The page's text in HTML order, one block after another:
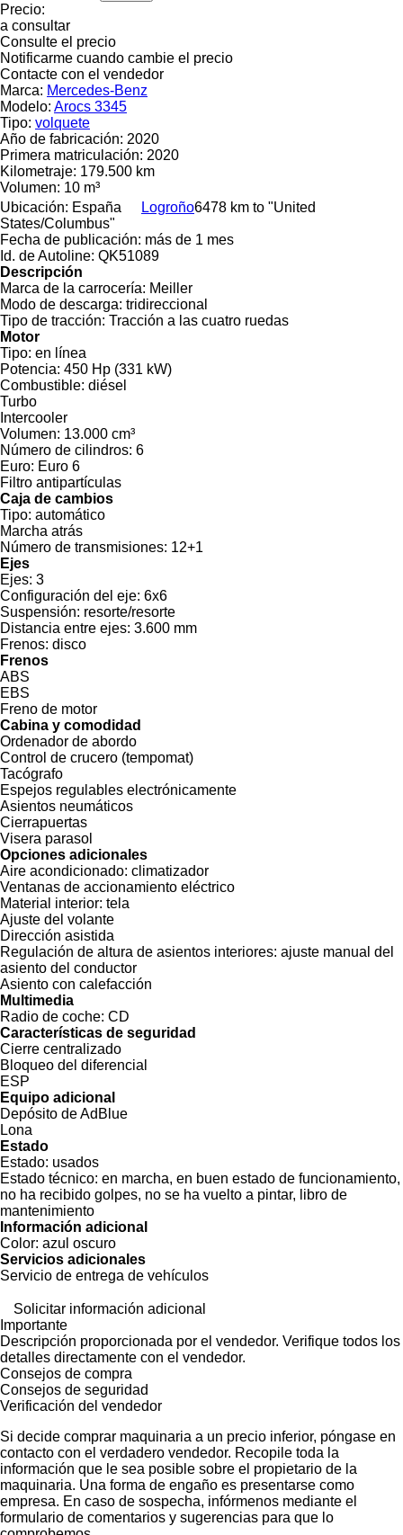
Precio:
a consultar
Consulte el precio
Notificarme cuando cambie el precio
Contacte con el vendedor
Marca: Mercedes-Benz
Modelo: Arocs 3345
Tipo: volquete
Año de fabricación: 2020
Primera matriculación: 2020
Kilometraje: 179.500 km
Volumen: 10 m³
Ubicación: España Logroño6478 km to "United
States/Columbus"
Fecha de publicación: más de 1 mes
Id. de Autoline: QK51089
Descripción
Marca de la carrocería: Meiller
Modo de descarga: tridireccional
Tipo de tracción: Tracción a las cuatro ruedas
Motor
Tipo: en línea
Potencia: 450 Hp (331 kW)
Combustible: diésel
Turbo
Intercooler
Volumen: 13.000 cm³
Número de cilindros: 6
Euro: Euro 6
Filtro antipartículas
Caja de cambios
Tipo: automático
Marcha atrás
Número de transmisiones: 12+1
Ejes
Ejes: 3
Configuración del eje: 6x6
Suspensión: resorte/resorte
Distancia entre ejes: 3.600 mm
Frenos: disco
Frenos
ABS
EBS
Freno de motor
Cabina y comodidad
Ordenador de abordo
Control de crucero (tempomat)
Tacógrafo
Espejos regulables electrónicamente
Asientos neumáticos
Cierrapuertas
Visera parasol
Opciones adicionales
Aire acondicionado: climatizador
Ventanas de accionamiento eléctrico
Material interior: tela
Ajuste del volante
Dirección asistida
Regulación de altura de asientos interiores: ajuste manual del
asiento del conductor
Asiento con calefacción
Multimedia
Radio de coche: CD
Características de seguridad
Cierre centralizado
Bloqueo del diferencial
ESP
Equipo adicional
Depósito de AdBlue
Lona
Estado
Estado: usados
Estado técnico: en marcha, en buen estado de funcionamiento,
no ha recibido golpes, no se ha vuelto a pintar, libro de
mantenimiento
Información adicional
Color: azul oscuro
Servicios adicionales
Servicio de entrega de vehículos
Solicitar información adicional
Importante
Descripción proporcionada por el vendedor. Verifique todos los
detalles directamente con el vendedor.
Consejos de compra
Consejos de seguridad
Verificación del vendedor
Si decide comprar maquinaria a un precio inferior, póngase en
contacto con el verdadero vendedor. Recopile toda la
información que le sea posible sobre el propietario de la
maquinaria. Una forma de engaño es presentarse como
empresa. En caso de sospecha, infórmenos mediante el
formulario de comentarios y sugerencias para que lo